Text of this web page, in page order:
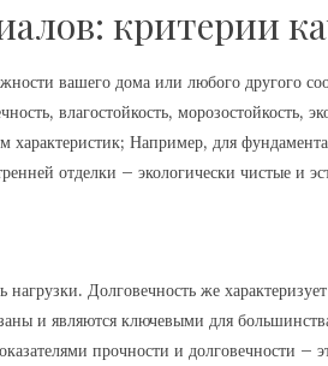
критерии
вашего дома или любого другого
влагостойкость, морозостойкость,
характеристик; Например, для
отделки – экологически чистые и
нагрузки. Долговечность же
и являются ключевыми для
прочности и долговечности –